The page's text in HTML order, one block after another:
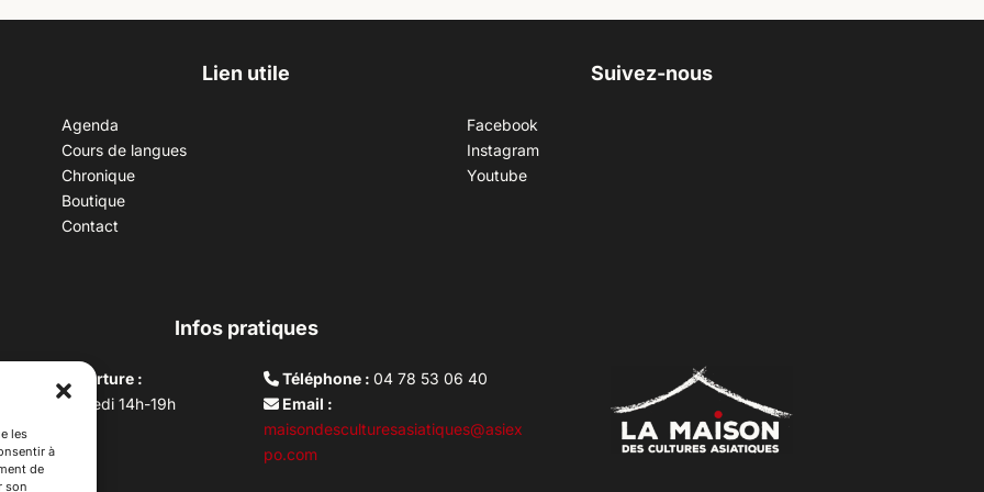
les
à
de
son
Lien utile
Agenda
Cours de langues
Chronique
Boutique
Contact
Suivez-nous
Facebook
Instagram
Youtube
Infos pratiques
d’ouverture :
au vendredi 14h-19h
10h –17h
lundi
Téléphone :04 78 53 06 40
Email :
maisondesculturesasiatiques@asiex
po.com